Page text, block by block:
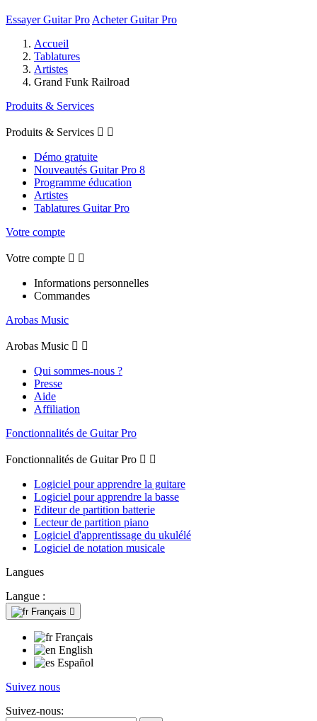
Essayer Guitar Pro Acheter Guitar Pro
Accueil
Tablatures
Artistes
Grand Funk Railroad
Produits & Services
Produits & Services  
Démo gratuite
Nouveautés Guitar Pro 8
Programme éducation
Artistes
Tablatures Guitar Pro
Votre compte
Votre compte  
Informations personnelles
Commandes
Arobas Music
Arobas Music  
Qui sommes-nous ?
Presse
Aide
Affiliation
Fonctionnalités de Guitar Pro
Fonctionnalités de Guitar Pro  
Logiciel pour apprendre la guitare
Logiciel pour apprendre la basse
Editeur de partition batterie
Lecteur de partition piano
Logiciel d'apprentissage du ukulélé
Logiciel de notation musicale
Langues
Langue :
Français 
Français
English
Español
Suivez nous
Suivez-nous: